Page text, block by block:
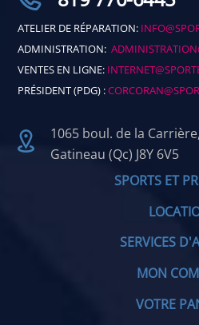
ATELIER DE RÉPARATION:
ADMINISTRATION:
VENTES EN LIGNE:
PRÉSIDENT (PDG) :
1065 boul. de la Carrière,
Gatineau (Qc) J8Y 6V5
SPORTS ET
SERVICES
MON
VOTRE